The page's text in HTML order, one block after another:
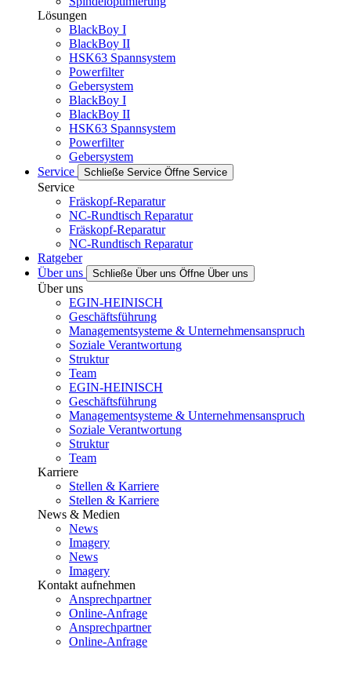
Lösungen
BlackBoy I
BlackBoy II
HSK63 Spannsystem
Powerfilter
Gebersystem
BlackBoy I
BlackBoy II
HSK63 Spannsystem
Powerfilter
Gebersystem
Service
Schließe Service Öffne Service
Service
Fräskopf-Reparatur
NC-Rundtisch Reparatur
Fräskopf-Reparatur
NC-Rundtisch Reparatur
Ratgeber
Über uns
Schließe Über uns Öffne Über uns
Über uns
EGIN-HEINISCH
Geschäftsführung
Managementsysteme & Unternehmensanspruch
Soziale Verantwortung
Struktur
Team
EGIN-HEINISCH
Geschäftsführung
Managementsysteme & Unternehmensanspruch
Soziale Verantwortung
Struktur
Team
Karriere
Stellen & Karriere
Stellen & Karriere
News & Medien
News
Imagery
News
Imagery
Kontakt aufnehmen
Ansprechpartner
Online-Anfrage
Ansprechpartner
Online-Anfrage